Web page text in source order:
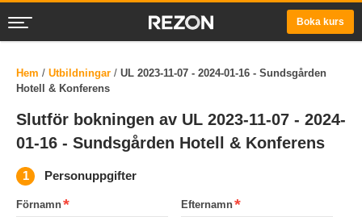
Boka kurs
Hem / Utbildningar / UL 2023-11-07 - 2024-01-16 - Sundsgården
Hotell & Konferens
Slutför bokningen av UL 2023-11-07 - 2024-
01-16 - Sundsgården Hotell & Konferens
Personuppgifter
Förnamn Efternamn